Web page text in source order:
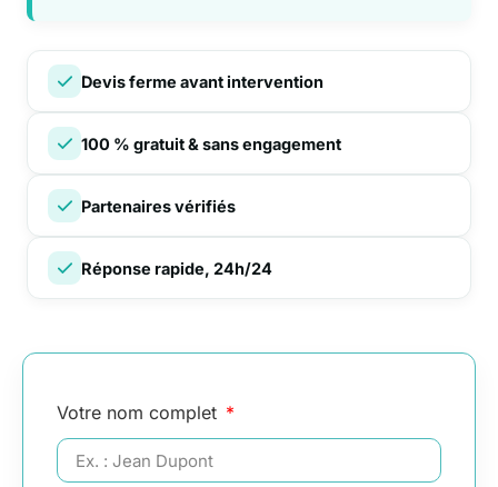
Devis ferme avant intervention
100 % gratuit & sans engagement
Partenaires vérifiés
Réponse rapide, 24h/24
Votre nom complet